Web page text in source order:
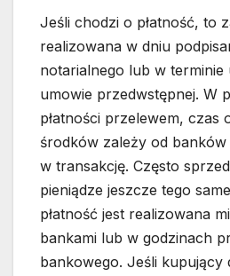
Jeśli chodzi o płatność, to
realizowana w dniu
notarialnego lub w terminie
umowie przedwstępnej. W
płatności przelewem, czas
środków zależy od
w transakcję. Często
pieniądze jeszcze tego
płatność jest realizowana
bankami lub w godzinach
bankowego. Jeśli kupujący